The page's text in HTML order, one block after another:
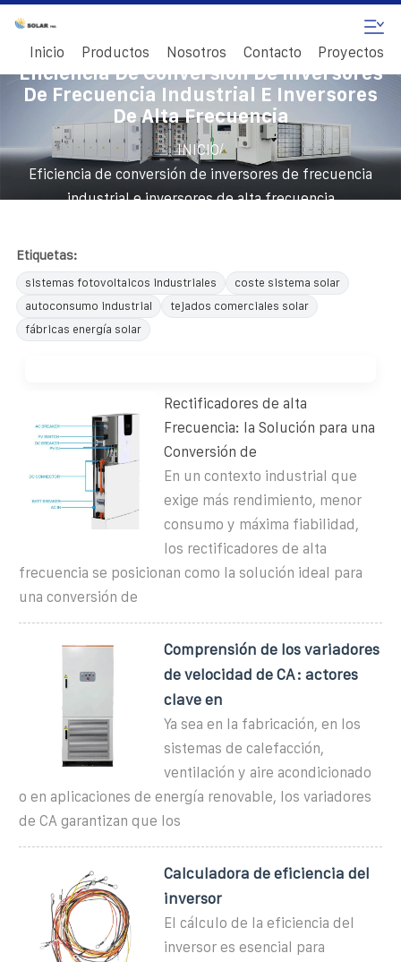
Inicio Productos Nosotros Contacto Proyectos
Eficiencia De Conversión De Inversores
De Frecuencia Industrial E Inversores
De Alta Frecuencia
INICIO/
Eficiencia de conversión de inversores de frecuencia
industrial e inversores de alta frecuencia
Etiquetas:
sistemas fotovoltaicos industriales
coste sistema solar
autoconsumo industrial
tejados comerciales solar
fábricas energía solar
Rectificadores de alta
Frecuencia: la Solución para una
Conversión de
En un contexto industrial que
exige más rendimiento, menor
consumo y máxima fiabilidad,
los rectificadores de alta
frecuencia se posicionan como la solución ideal para
una conversión de
Comprensión de los variadores
de velocidad de CA: actores
clave en
Ya sea en la fabricación, en los
sistemas de calefacción,
ventilación y aire acondicionado
o en aplicaciones de energía renovable, los variadores
de CA garantizan que los
Calculadora de eficiencia del
inversor
El cálculo de la eficiencia del
inversor es esencial para